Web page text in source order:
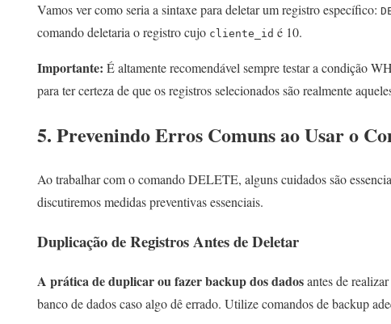
Vamos ver como seria a sintaxe para deletar um registro específico:
comando deletaria o registro cujo cliente_id é 10.
Importante: É altamente recomendável sempre testar a condição
para ter certeza de que os registros selecionados são realmente
5. Prevenindo Erros Comuns ao Usar o
Ao trabalhar com o comando DELETE, alguns cuidados são
discutiremos medidas preventivas essenciais.
Duplicação de Registros Antes de Deletar
A prática de duplicar ou fazer backup dos dadosantes de
banco de dados caso algo dê errado. Utilize comandos de backup